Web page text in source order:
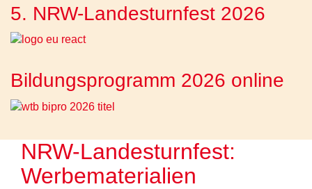
5. NRW-Landesturnfest 2026
Bildungsprogramm 2026 online
NRW-Landesturnfest:
Werbematerialien